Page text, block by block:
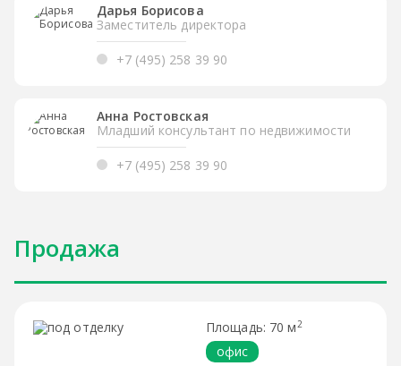
Дарья Борисова
Заместитель директора
+7 (495) 258 39 90
Анна Ростовская
Младший консультант по недвижимости
+7 (495) 258 39 90
Продажа
70 м 2
офис